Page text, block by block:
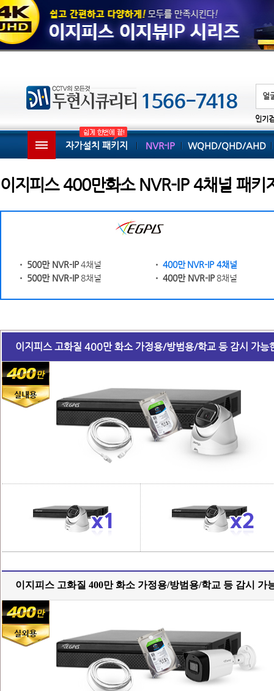
인기
자가설치 패키지 NVR-IP WQHD/QHD/AHD
이지피스 400만화소 NVR-IP 4채널 패키
500만 NVR-IP4채널 400만 NVR-IP 4채널
500만 NVR-IP8채널 400만 NVR-IP8채널
이지피스 고화질 400만 화소 가정용/방범용/학교 등 감시 가능
이지피스 고화질 400만 화소 가정용/방범용/학교 등 감시 가